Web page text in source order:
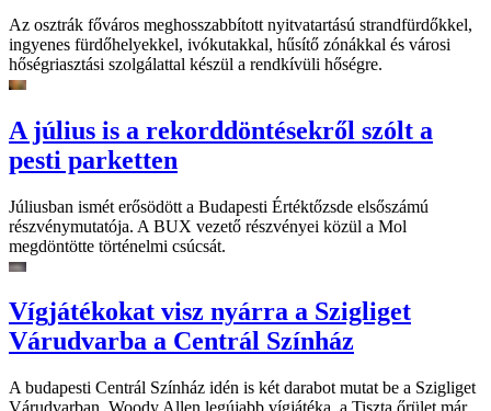
Az osztrák főváros meghosszabbított nyitvatartású strandfürdőkkel,
ingyenes fürdőhelyekkel, ivókutakkal, hűsítő zónákkal és városi
hőségriasztási szolgálattal készül a rendkívüli hőségre.
A július is a rekorddöntésekről szólt a
pesti parketten
Júliusban ismét erősödött a Budapesti Értéktőzsde elsőszámú
részvénymutatója. A BUX vezető részvényei közül a Mol
megdöntötte történelmi csúcsát.
Vígjátékokat visz nyárra a Szigliget
Várudvarba a Centrál Színház
A budapesti Centrál Színház idén is két darabot mutat be a Szigliget